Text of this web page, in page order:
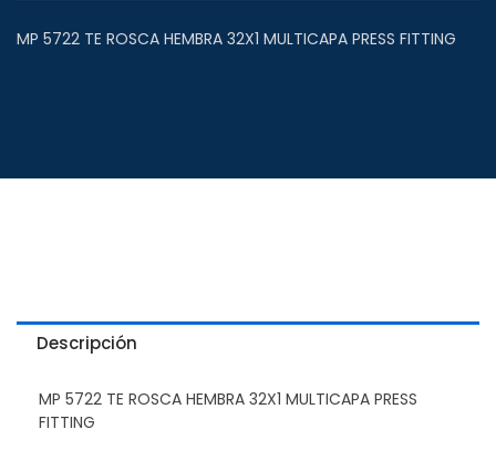
MP 5722 TE ROSCA HEMBRA 32X1 MULTICAPA PRESS FITTING
Descripción
MP 5722 TE ROSCA HEMBRA 32X1 MULTICAPA PRESS
FITTING